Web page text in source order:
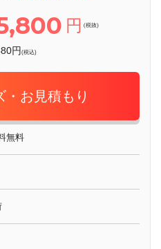
円 (税抜)
円(税込)
・お見積もり
無料